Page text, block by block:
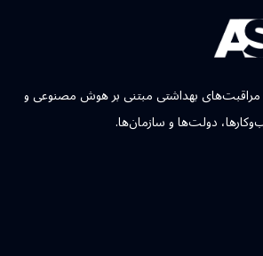
مراقبت‌های بهداشتی مبتنی بر هوش مصنوعی و